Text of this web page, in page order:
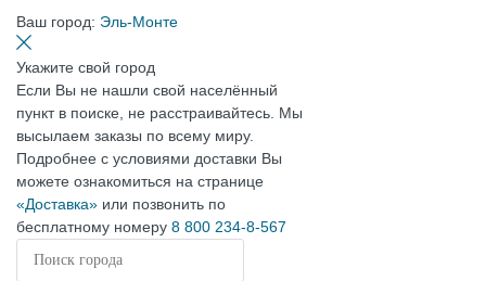
Ваш город: Эль-Монте
Укажите свой город
Если Вы не нашли свой населённый
пункт в поиске, не расстраивайтесь. Мы
высылаем заказы по всему миру.
Подробнее с условиями доставки Вы
можете ознакомиться на странице
«Доставка» или позвонить по
бесплатному номеру 8 800 234-8-567